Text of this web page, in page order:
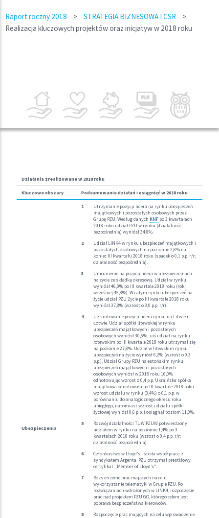
Raport roczny 2018 > STRATEGIA BIZNESOWA I CSR
>
Realizacja kluczowych projektów oraz inicjatyw w 2018 roku
Działania zrealizowanew 2018roku
Kluczoweobszary Podsumowanie działań i osiągnięć w 2018 roku
Ubezpieczenia
Utrzymanie pozycji lidera na rynku ubezpieczeń
majątkowych i pozostałych osobowych przez
Grupę PZU. Według danych KNFpo 3 kwartałach
2018 roku udział PZU w rynku (działalność
bezpośrednia) wyniósł 34,8%.
Udział LINK4 w rynku ubezpieczeń majątkowych i
pozostałych osobowych na poziomie 2,8% na
koniec III kwartału 2018 roku (spadek o 0,1 p.p. r/r;
działalność bezpośrednia).
Umocnienie na pozycji lidera w ubezpieczeniach
na życie ze składką okresową. Udział w rynku
wyniósł 46,0% po III kwartale 2018 roku (rok
wcześniej 45,8%). W całym rynku ubezpieczeń na
życie udział PZU Życie po III kwartale 2018 roku
wyniósł 37,8% (wzrost o 3,0 p.p. r/r).
Ugruntowanie pozycji lidera rynku na Litwie i
Łotwie. Udział spółki litewskiej w rynku
ubezpieczeń majątkowych i pozostałych
osobowych wyniósł 30,5%, zaś udział na rynku
łotewskim po III kwartale 2018 roku utrzymał się
na poziomie 27,8%. Udział w litewskim rynku
ubezpieczeń na życie wyniósł 6,2% (wzrost o 0,3
p.p.). Udział Grupy PZU na estońskim rynku
ubezpieczeń majątkowych i pozostałych
osobowych wyniósł w 2018 roku 16,0%
odnotowując wzrost o 0,4 p.p. Ukraińska spółka
majątkowa odnotowała po III kwartale 2018 roku
wzrost udziału w rynku (3,4%) o 0,1 p.p. w
porównaniu do analogicznego okresu roku
ubiegłego, natomiast wzrost udziału spółki
życiowej wyniósł 0,6 p.p. i osiągnął poziom 11,0%.
Rozwój działalności TUW PZUW potwierdzony
udziałem w rynku na poziomie 1,4% po 3
kwartałach 2018 roku (wzrost o 0,4 p.p. r/r;
działalność bezpośrednia).
Członkostwo w Lloyd’s i ścisła współpraca z
syndykatem Argenta. PZU otrzymał prestiżowy
certyfikat „Member of Lloyd’s”.
Rozszerzenie prac mających na celu
wykorzystanie telematyki w Grupie PZU. Po
rozwiązaniach wdrożonych w LINK4, rozpoczęcie
prac nad projektem PZU GO, którego celem jest
poprawa bezpieczeństwa kierowców.
Rozpoczęcie prac mających na celu wprowadzenie